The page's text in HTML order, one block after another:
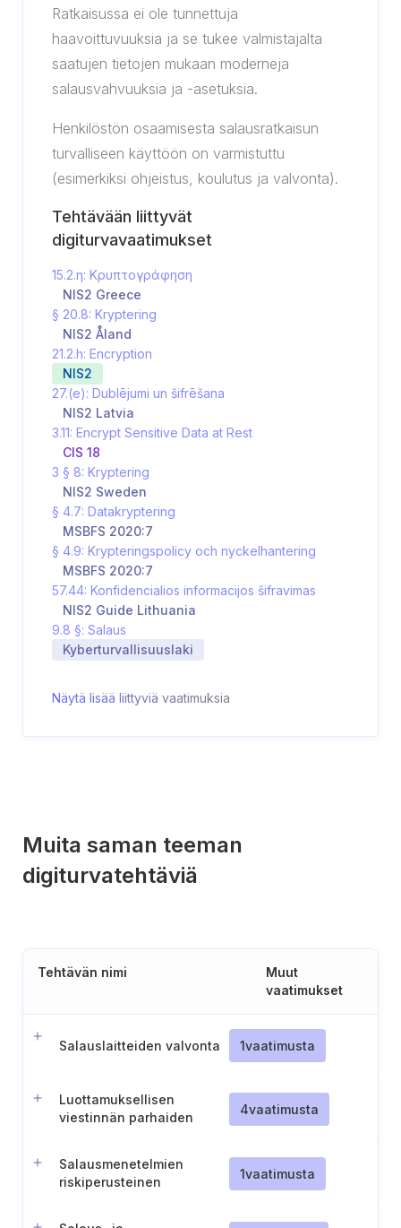
Ratkaisussa ei ole tunnettuja
haavoittuvuuksia ja se tukee valmistajalta
saatujen tietojen mukaan moderneja
salausvahvuuksia ja -asetuksia.
Henkilöstön osaamisesta salausratkaisun
turvalliseen käyttöön on varmistuttu
(esimerkiksi ohjeistus, koulutus ja valvonta).
Tehtävään liittyvät
digiturvavaatimukset
15.2.η: Κρυπτογράφηση
NIS2 Greece
§ 20.8: Kryptering
NIS2 Åland
21.2.h: Encryption
NIS2
27.(e): Dublējumi un šifrēšana
NIS2 Latvia
3.11: Encrypt Sensitive Data at Rest
CIS 18
3 § 8: Kryptering
NIS2 Sweden
§ 4.7: Datakryptering
MSBFS 2020:7
§ 4.9: Krypteringspolicy och nyckelhantering
MSBFS 2020:7
57.44: Konfidencialios informacijos šifravimas
NIS2 Guide Lithuania
9.8 §: Salaus
Kyberturvallisuuslaki
Näytä lisää liittyviä vaatimuksia
Muita saman teeman
digiturvatehtäviä
Tehtävän nimi
Muut
vaatimukset
Salauslaitteiden valvonta 1vaatimusta
Luottamuksellisen
viestinnän parhaiden
4vaatimusta
Salausmenetelmien
riskiperusteinen
1vaatimusta